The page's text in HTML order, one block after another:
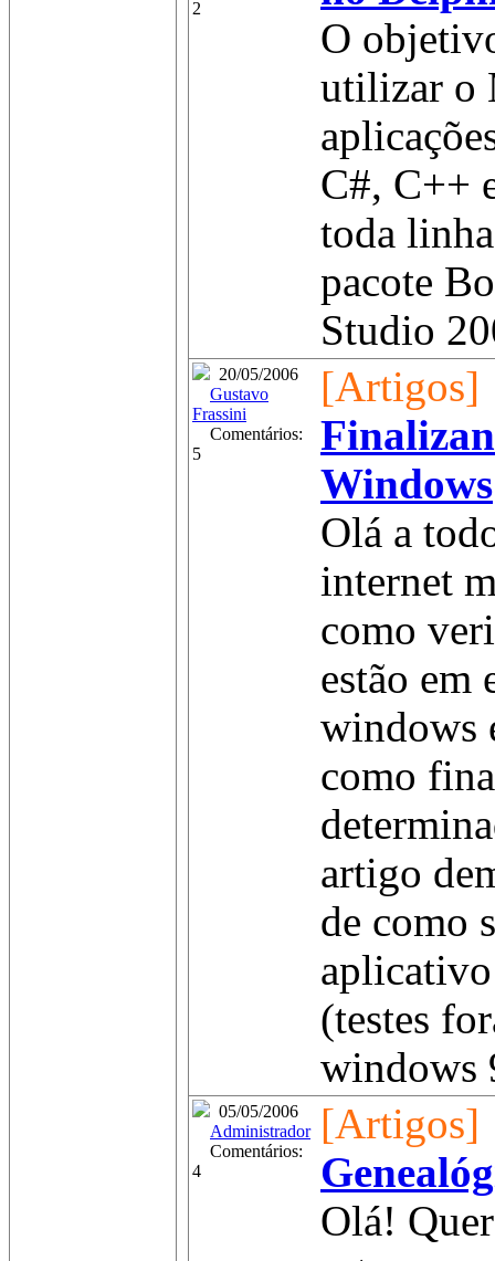
2
O
utilizar o
C#, C++
toda
pacote
Studio
20/05/2006
Gustavo
Frassini
Comentários:
5
[Artigos]
Windows
Olá a
internet
como
estão em
windows
como
artigo
de como
(testes
windows
05/05/2006
Administrador
Comentários:
4
[Artigos]
Olá!